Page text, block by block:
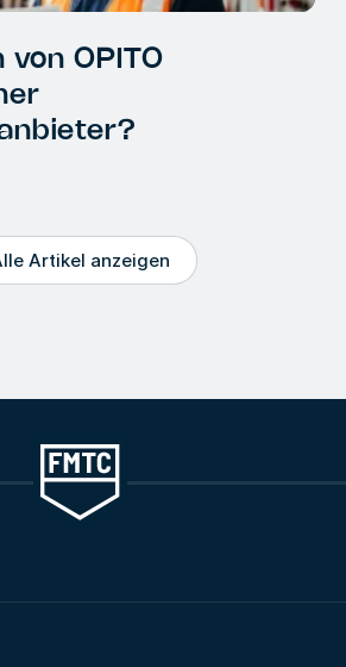
OPITO
Artikel anzeigen